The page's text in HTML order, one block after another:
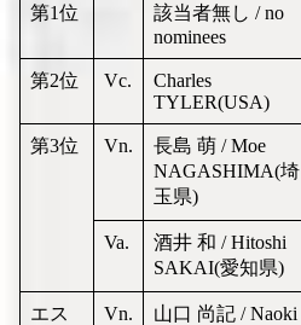
第1位
該当者無し / no
nominees
第2位 Vc.
Charles
TYLER(USA)
第3位 Vn.
長島 萌 / Moe
NAGASHIMA(埼
玉県)
Va.
酒井 和 / Hitoshi
SAKAI(愛知県)
エス
Vn.
山口 尚記 / Naoki